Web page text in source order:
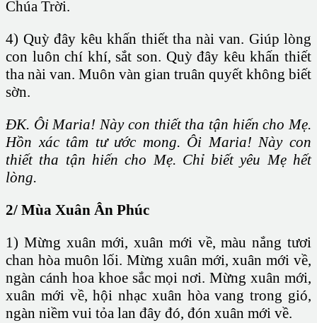
Chúa Trời.
4) Quỳ đây kêu khấn thiết tha nài van. Giúp lòng
con luôn chí khí, sắt son. Quỳ đây kêu khấn thiết
tha nài van. Muôn vàn gian truân quyết không biết
sờn.
ĐK. Ôi Maria! Này con thiết tha tận hiến cho Mẹ.
Hồn xác tâm tư ước mong. Ôi Maria! Này con
thiết tha tận hiến cho Mẹ. Chỉ biết yêu Mẹ hết
lòng.
2/ Mùa Xuân Ân Phúc
1) Mừng xuân mới, xuân mới về, màu nắng tươi
chan hòa muôn lối. Mừng xuân mới, xuân mới về,
ngàn cánh hoa khoe sắc mọi nơi. Mừng xuân mới,
xuân mới về, hội nhạc xuân hòa vang trong gió,
ngàn niềm vui tỏa lan đây đó, đón xuân mới về.